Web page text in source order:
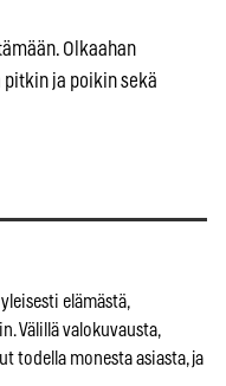
Olkaahan
ja poikin sekä
elämästä,
Välillä valokuvausta,
todella monesta asiasta, ja